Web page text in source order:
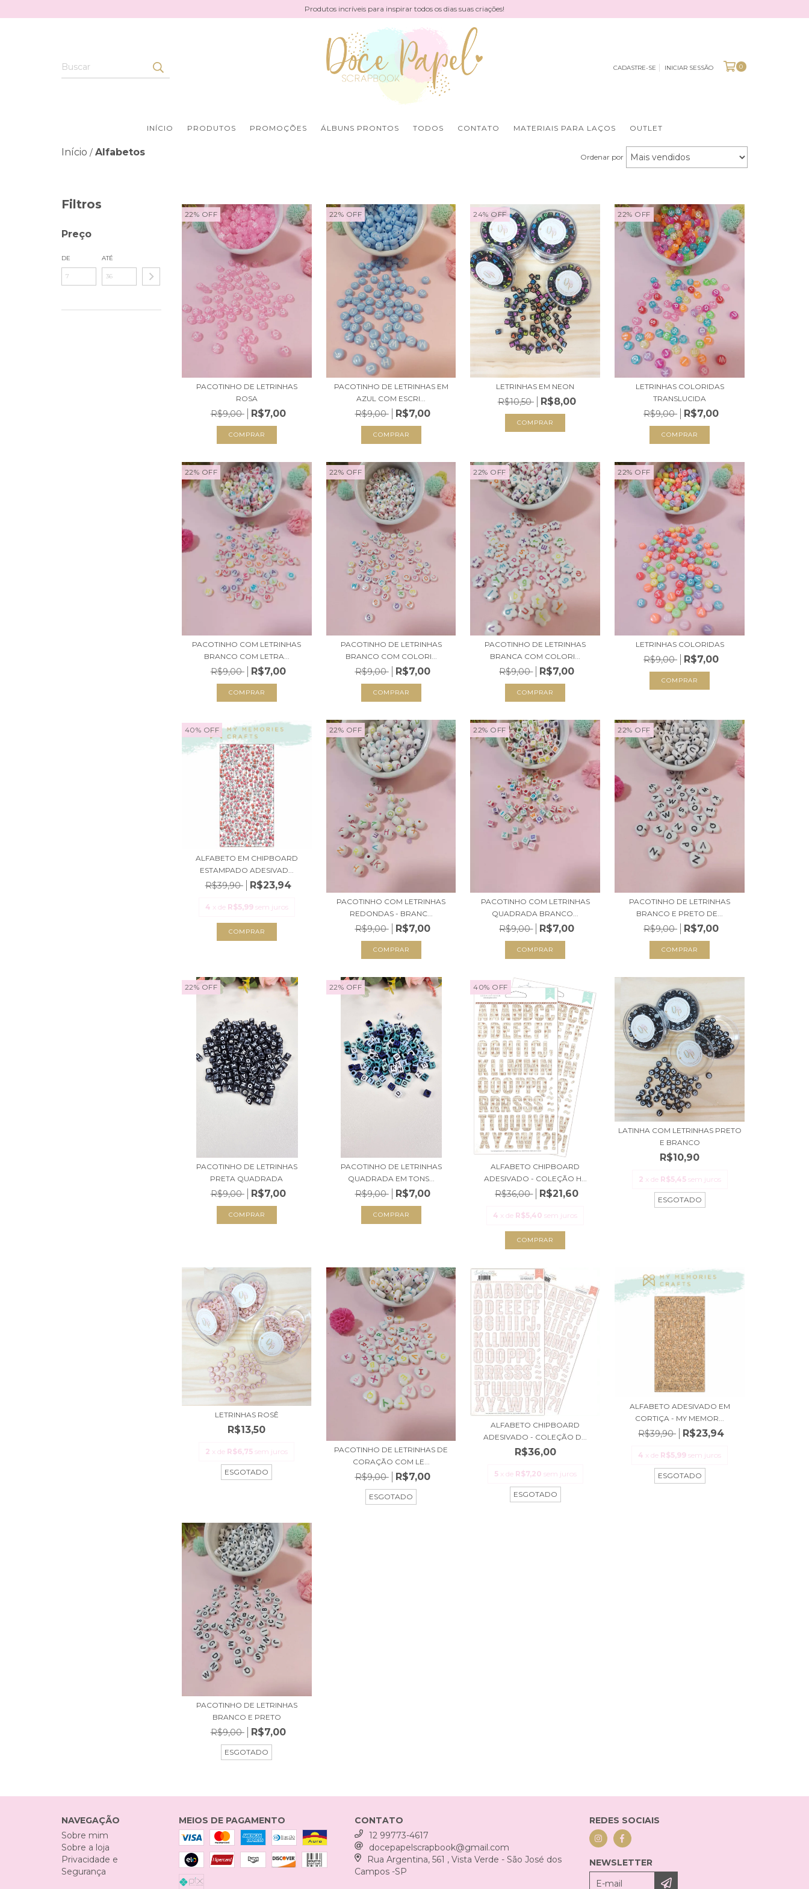
Produtos incríveis para inspirar todos os dias suas criações!
CADASTRE-SE INICIAR SESSÃO 0
INÍCIO PRODUTOS PROMOÇÕES ÁLBUNS PRONTOS TODOS CONTATO MATERIAIS PARA LAÇOS OUTLET
Início / Alfabetos Ordenar por
Filtros
Preço
DE ATÉ
22% OFF
PACOTINHO DE LETRINHAS
ROSA
R$9,00 R$7,00
22% OFF
PACOTINHO DE LETRINHAS EM
AZUL COM ESCRI...
R$9,00 R$7,00
24% OFF
LETRINHAS EM NEON
R$10,50 R$8,00
22% OFF
LETRINHAS COLORIDAS
TRANSLUCIDA
R$9,00 R$7,00
22% OFF
PACOTINHO COM LETRINHAS
BRANCO COM LETRA...
R$9,00 R$7,00
22% OFF
PACOTINHO DE LETRINHAS
BRANCO COM COLORI...
R$9,00 R$7,00
22% OFF
PACOTINHO DE LETRINHAS
BRANCA COM COLORI...
R$9,00 R$7,00
22% OFF
LETRINHAS COLORIDAS
R$9,00 R$7,00
40% OFF
ALFABETO EM CHIPBOARD
ESTAMPADO ADESIVAD...
R$39,90 R$23,94
4 x de R$5,99 sem juros
22% OFF
PACOTINHO COM LETRINHAS
REDONDAS - BRANC...
R$9,00 R$7,00
22% OFF
PACOTINHO COM LETRINHAS
QUADRADA BRANCO...
R$9,00 R$7,00
22% OFF
PACOTINHO DE LETRINHAS
BRANCO E PRETO DE...
R$9,00 R$7,00
22% OFF
PACOTINHO DE LETRINHAS
PRETA QUADRADA
R$9,00 R$7,00
22% OFF
PACOTINHO DE LETRINHAS
QUADRADA EM TONS...
R$9,00 R$7,00
40% OFF
ALFABETO CHIPBOARD
ADESIVADO - COLEÇÃO H...
R$36,00 R$21,60
4 x de R$5,40 sem juros
LATINHA COM LETRINHAS PRETO
E BRANCO
R$10,90
2 x de R$5,45 sem juros
ESGOTADO
LETRINHAS ROSÊ
R$13,50
2 x de R$6,75 sem juros
ESGOTADO
PACOTINHO DE LETRINHAS DE
CORAÇÃO COM LE...
R$9,00 R$7,00
ESGOTADO
ALFABETO CHIPBOARD
ADESIVADO - COLEÇÃO D...
R$36,00
5 x de R$7,20 sem juros
ESGOTADO
ALFABETO ADESIVADO EM
CORTIÇA - MY MEMOR...
R$39,90 R$23,94
4 x de R$5,99 sem juros
ESGOTADO
PACOTINHO DE LETRINHAS
BRANCO E PRETO
R$9,00 R$7,00
ESGOTADO
NAVEGAÇÃO
Sobre mim
Sobre a loja
Privacidade e
Segurança
MEIOS DE PAGAMENTO
CONTATO
12 99773-4617
docepapelscrapbook@gmail.com
Rua Argentina, 561 , Vista Verde - São José dos
Campos -SP
REDES SOCIAIS
NEWSLETTER